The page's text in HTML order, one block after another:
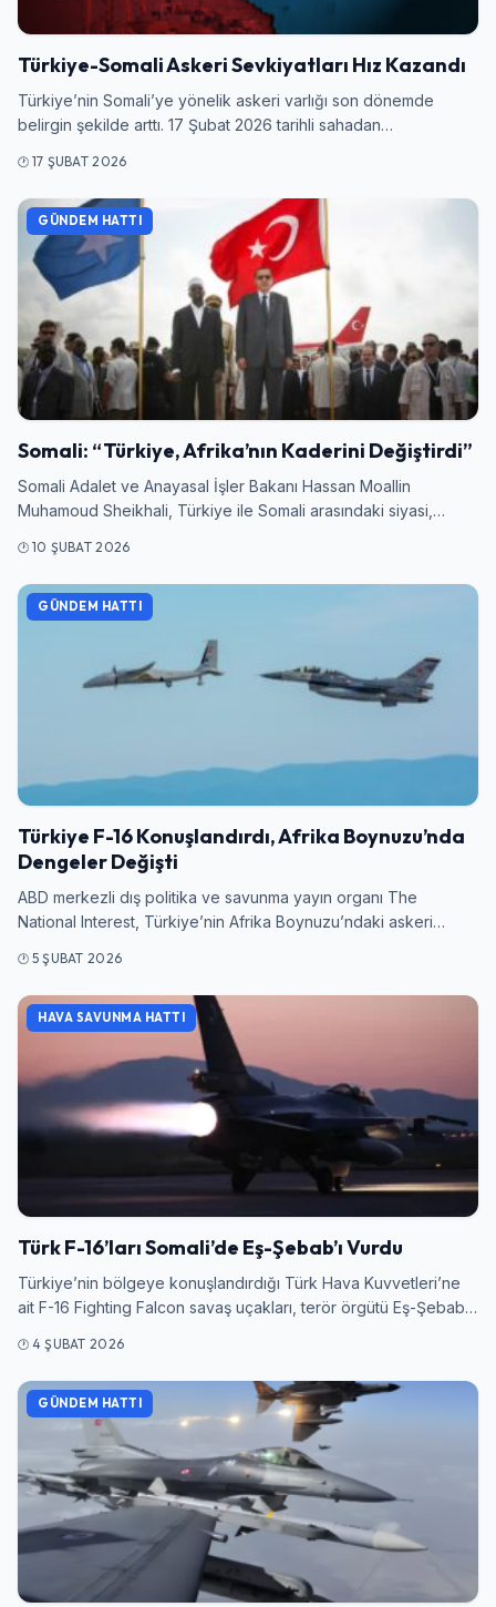
Türkiye-Somali Askeri Sevkiyatları Hız Kazandı
Türkiye’nin Somali’ye yönelik askeri varlığı son dönemde
belirgin şekilde arttı. 17 Şubat 2026 tarihli sahadan…
17 ŞUBAT 2026
GÜNDEM HATTI
Somali: “Türkiye, Afrika’nın Kaderini Değiştirdi”
Somali Adalet ve Anayasal İşler Bakanı Hassan Moallin
Muhamoud Sheikhali, Türkiye ile Somali arasındaki siyasi,…
10 ŞUBAT 2026
GÜNDEM HATTI
Türkiye F-16 Konuşlandırdı, Afrika Boynuzu’nda
Dengeler Değişti
ABD merkezli dış politika ve savunma yayın organı The
National Interest, Türkiye’nin Afrika Boynuzu’ndaki askeri…
5 ŞUBAT 2026
HAVA SAVUNMA HATTI
Türk F-16’ları Somali’de Eş-Şebab’ı Vurdu
Türkiye’nin bölgeye konuşlandırdığı Türk Hava Kuvvetleri’ne
ait F-16 Fighting Falcon savaş uçakları, terör örgütü Eş-Şebab…
4 ŞUBAT 2026
GÜNDEM HATTI
Giriş Yap
Kullanıcı Adı veya E-posta